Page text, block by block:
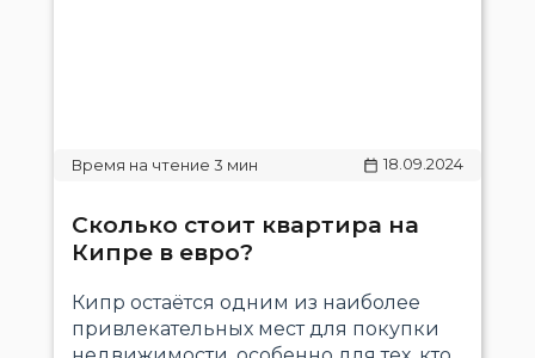
18.09.2024
Сколько стоит квартира на
Кипре в евро?
Кипр остаётся одним из наиболее
привлекательных мест для покупки